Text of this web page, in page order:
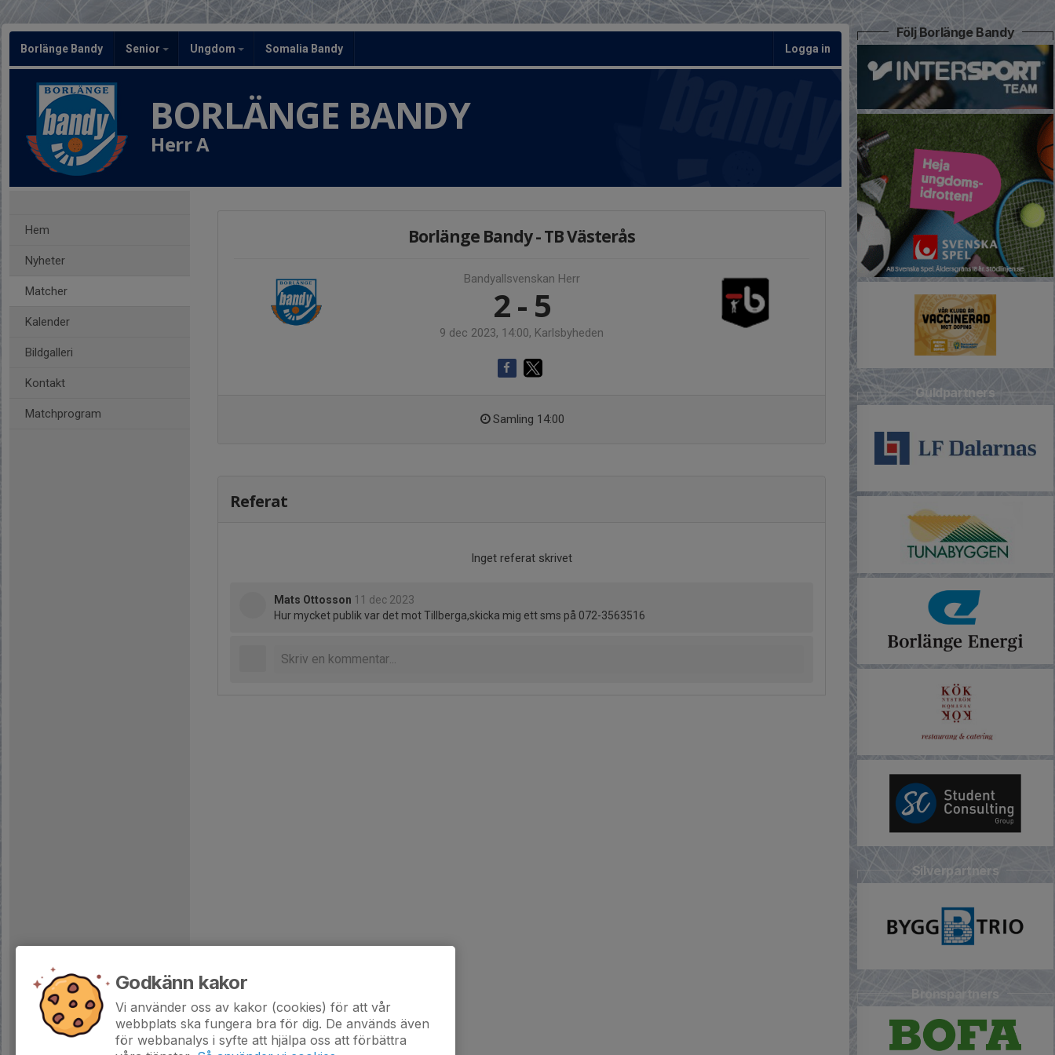
Borlänge Bandy Senior Ungdom Somalia Bandy Logga in
BORLÄNGE BANDY
Herr A
Hem
Nyheter
Matcher
Kalender
Bildgalleri
Kontakt
Matchprogram
Borlänge Bandy - TB Västerås
Bandyallsvenskan Herr
2 - 5
9 dec 2023, 14:00, Karlsbyheden
Samling 14:00
Referat
Inget referat skrivet
Mats Ottosson 11 dec 2023
Hur mycket publik var det mot Tillberga,skicka mig ett sms på 072-3563516
Följ Borlänge Bandy
Guldpartners
Silverpartners
Bronspartners
Godkänn kakor
Vi använder oss av kakor (cookies) för att vår
webbplats ska fungera bra för dig. De används även
för webbanalys i syfte att hjälpa oss att förbättra